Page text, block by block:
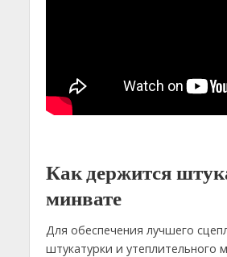
Как держится
минвате
Для обеспечения лучшего
штукатурки и утеплительного